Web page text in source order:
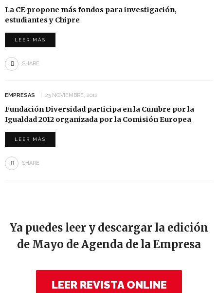
La CE propone más fondos para investigación,
estudiantes y Chipre
LEER MÁS
SHARE
EMPRESAS 23 NOVIEMBRE, 2012
Fundación Diversidad participa en la Cumbre por la
Igualdad 2012 organizada por la Comisión Europea
LEER MÁS
SHARE
Ya puedes leer y descargar la edición
de Mayo de Agenda de la Empresa
LEER REVISTA ONLINE